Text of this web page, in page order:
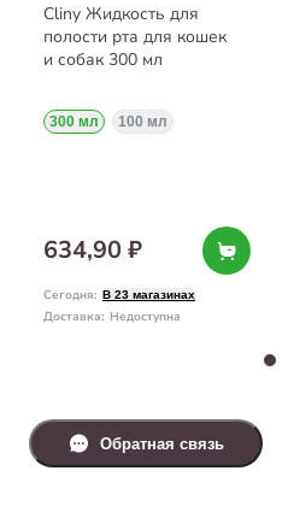
Cliny Жидкость для
полости рта для кошек
и собак 300 мл
300 мл 100 мл
634,90 ₽
Сегодня: В 23 магазинах
Доставка: Недоступна
Обратная связь